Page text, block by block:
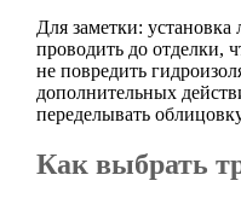
Для заметки:
проводить до отделки,
не повредить
дополнительных
переделывать
Как выбрать